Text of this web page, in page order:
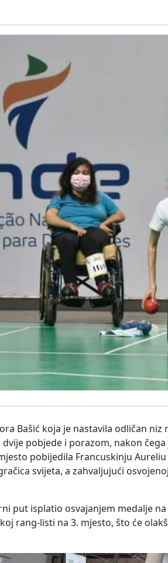
Bašić koja je nastavila odličan
pobjede i porazom, nakon
pobijedila Francuskinju Aureliu
svijeta, a zahvaljujući
put isplatio osvajanjem medalje
rang-listi na 3. mjesto, što će